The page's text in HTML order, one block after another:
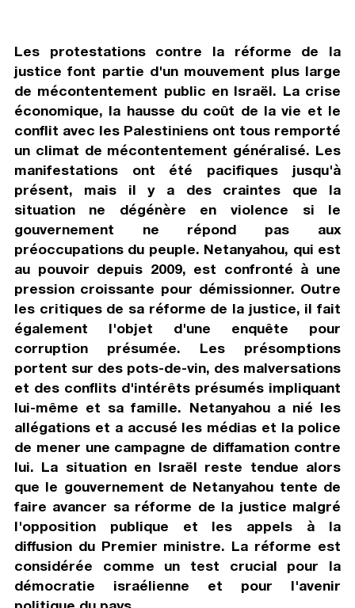
Les protestations contre la réforme de la
justice font partie d'un mouvement plus large
de mécontentement public en Israël. La crise
économique, la hausse du coût de la vie et le
conflit avec les Palestiniens ont tous remporté
un climat de mécontentement généralisé. Les
manifestations ont été pacifiques jusqu'à
présent, mais il y a des craintes que la
situation ne dégénère en violence si le
gouvernement ne répond pas aux
préoccupations du peuple. Netanyahou, qui est
au pouvoir depuis 2009, est confronté à une
pression croissante pour démissionner. Outre
les critiques de sa réforme de la justice, il fait
également l'objet d'une enquête pour
corruption présumée. Les présomptions
portent sur des pots-de-vin, des malversations
et des conflits d'intérêts présumés impliquant
lui-même et sa famille. Netanyahou a nié les
allégations et a accusé les médias et la police
de mener une campagne de diffamation contre
lui. La situation en Israël reste tendue alors
que le gouvernement de Netanyahou tente de
faire avancer sa réforme de la justice malgré
l'opposition publique et les appels à la
diffusion du Premier ministre. La réforme est
considérée comme un test crucial pour la
démocratie israélienne et pour l'avenir